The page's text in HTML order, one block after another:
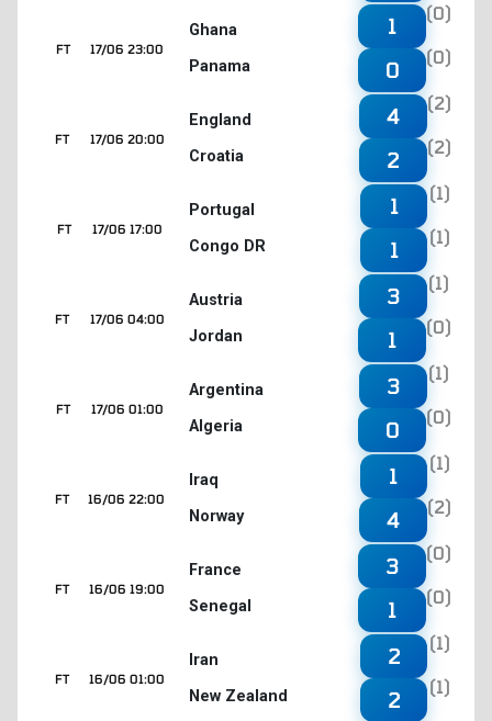
17/06 23:00
FT
Ghana
Panama
1
(0)
0
(0)
17/06 20:00
FT
England
Croatia
4
(2)
2
(2)
17/06 17:00
FT
Portugal
Congo DR
1
(1)
1
(1)
17/06 04:00
FT
Austria
Jordan
3
(1)
1
(0)
17/06 01:00
FT
Argentina
Algeria
3
(1)
0
(0)
16/06 22:00
FT
Iraq
Norway
1
(1)
4
(2)
16/06 19:00
FT
France
Senegal
3
(0)
1
(0)
16/06 01:00
FT
Iran
New Zealand
2
(1)
2
(1)